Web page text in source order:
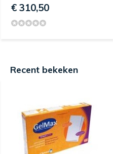
€ 310,50
Recent bekeken